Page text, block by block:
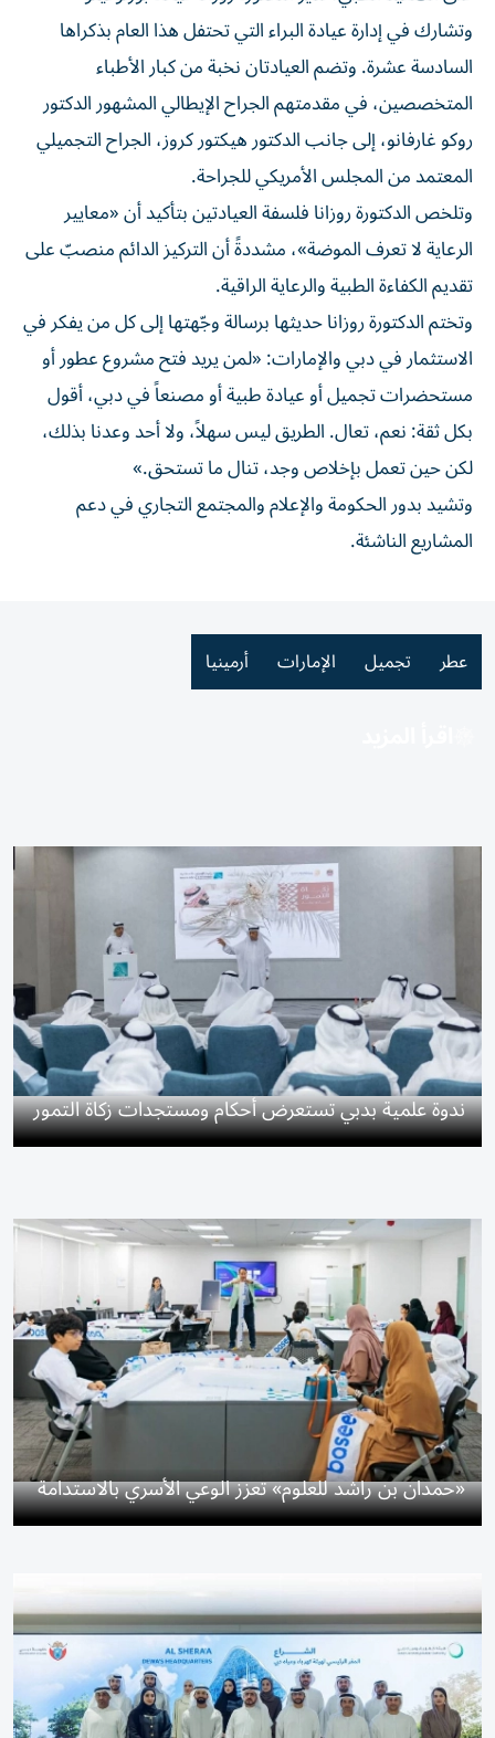
وتشارك في إدارة عيادة البراء التي تحتفل هذا العام بذكراها
السادسة عشرة. وتضم العيادتان نخبة من كبار الأطباء
المتخصصين، في مقدمتهم الجراح الإيطالي المشهور الدكتور
روكو غارفانو، إلى جانب الدكتور هيكتور كروز، الجراح التجميلي
المعتمد من المجلس الأمريكي للجراحة.
وتلخص الدكتورة روزانا فلسفة العيادتين بتأكيد أن «معايير
الرعاية لا تعرف الموضة»، مشددةً أن التركيز الدائم منصبّ على
تقديم الكفاءة الطبية والرعاية الراقية.
وتختم الدكتورة روزانا حديثها برسالة وجّهتها إلى كل من يفكر في
الاستثمار في دبي والإمارات: «لمن يريد فتح مشروع عطور أو
مستحضرات تجميل أو عيادة طبية أو مصنعاً في دبي، أقول
بكل ثقة: نعم، تعال. الطريق ليس سهلاً، ولا أحد وعدنا بذلك،
لكن حين تعمل بإخلاص وجد، تنال ما تستحق.»
وتشيد بدور الحكومة والإعلام والمجتمع التجاري في دعم
المشاريع الناشئة.
عطر تجميل الإمارات أرمينيا
ندوة علمية بدبي تستعرض أحكام ومستجدات زكاة التمور
«حمدان بن راشد للعلوم» تعزز الوعي الأسري بالاستدامة